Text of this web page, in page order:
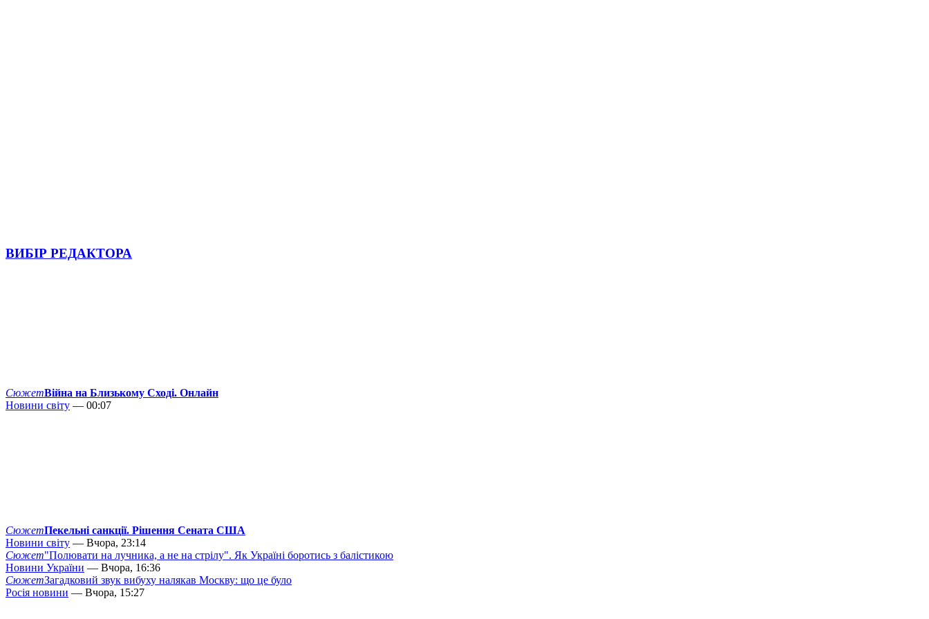
ВИБІР РЕДАКТОРА
СюжетВійна на Близькому Сході. Онлайн
Новини світу — 00:07
СюжетПекельні санкції. Рішення Сената США
Новини світу — Вчора, 23:14
Сюжет"Полювати на лучника, а не на стрілу". Як Україні боротись з балістикою
Новини України — Вчора, 16:36
СюжетЗагадковий звук вибуху налякав Москву: що це було
Росія новини — Вчора, 15:27